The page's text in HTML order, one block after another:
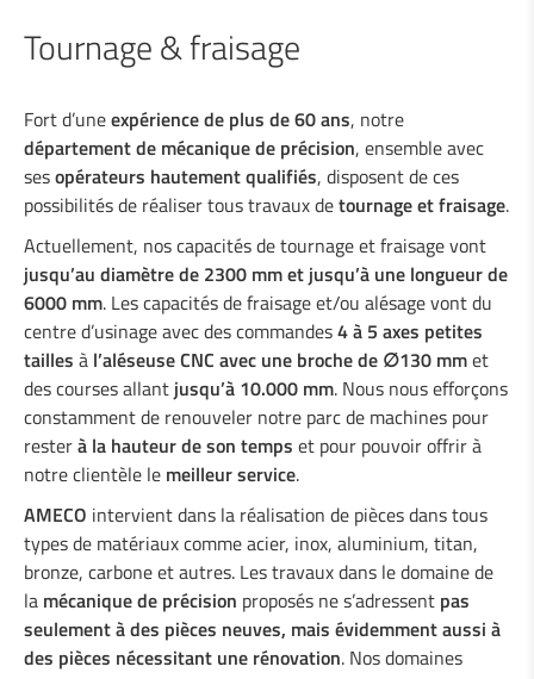
Tournage & fraisage
Revêtements
Assemblage de machines
Soudage industriel
Services à l'industrie
Bureau d'études
Tournage & fraisage
Fort d’uneexpérience de plus de 60 ans, notre
département de mécanique de précision, ensemble avec
sesopérateurs hautement qualifiés, disposent de ces
possibilités de réaliser tous travaux detournage et fraisage.
Actuellement, nos capacités de tournage et fraisage vont
jusqu’au diamètre de 2300 mm et jusqu’à une longueur de
6000 mm. Les capacités de fraisage et/ou alésage vont du
centre d’usinage avec des commandes4 à 5 axes petites
tailles à l’aléseuse CNC avec une broche de ∅130 mmet
des courses allant jusqu’à 10.000 mm. Nous nous efforçons
constamment de renouveler notre parc de machines pour
resterà la hauteur de son temps et pour pouvoir offrir à
notre clientèle le meilleur service.
AMECO intervient dans la réalisation de pièces dans tous
types de matériaux comme acier, inox, aluminium, titan,
bronze, carbone et autres. Les travaux dans le domaine de
la mécanique de précision proposés ne s’adressent pas
seulement à des pièces neuves, mais évidemment aussi à
des pièces nécessitant une rénovation. Nos domaines